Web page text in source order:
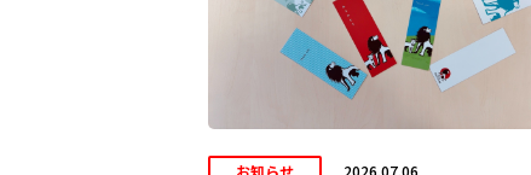
お知らせ 2026.07.06